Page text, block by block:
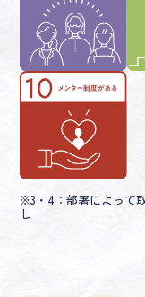
※3・4：部署によって
し